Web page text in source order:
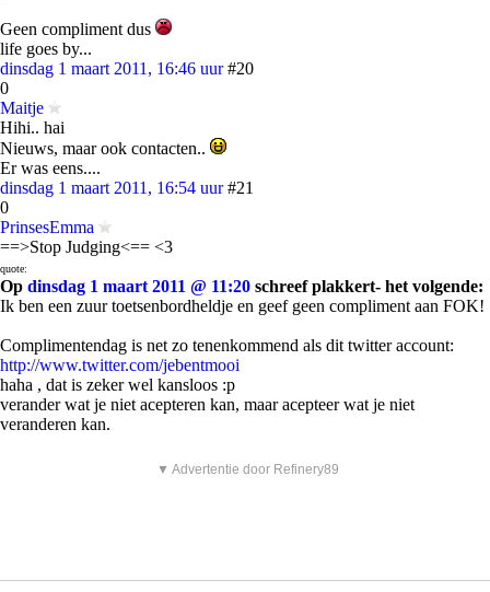
Geen compliment dus
life goes by...
dinsdag 1 maart 2011, 16:46 uur #20
0
Maitje
Hihi.. hai
Nieuws, maar ook contacten..
Er was eens....
dinsdag 1 maart 2011, 16:54 uur #21
0
PrinsesEmma
==>Stop Judging<== <3
quote:
Op dinsdag 1 maart 2011 @ 11:20 schreef plakkert- het volgende:
Ik ben een zuur toetsenbordheldje en geef geen compliment aan FOK!
Complimentendag is net zo tenenkommend als dit twitter account:
http://www.twitter.com/jebentmooi
haha , dat is zeker wel kansloos :p
verander wat je niet acepteren kan, maar acepteer wat je niet
veranderen kan.
▼ Advertentie door Refinery89